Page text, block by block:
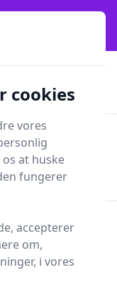
og smarte fund
produkttyper
cookies
vores
at huske
fungerer
accepterer
om,
i vores